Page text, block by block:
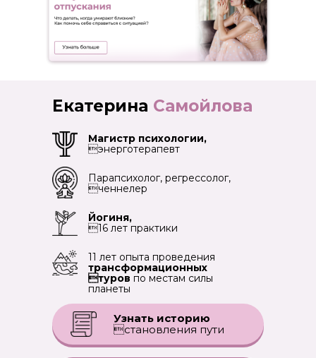
Екатерина Самойлова
Магистр психологии,
энерготерапевт
Парапсихолог, регрессолог,
ченнелер
Йогиня,
16 лет практики
11 лет опыта проведения
трансформационных
туров по местам силы
планеты
Узнать историю
становления пути